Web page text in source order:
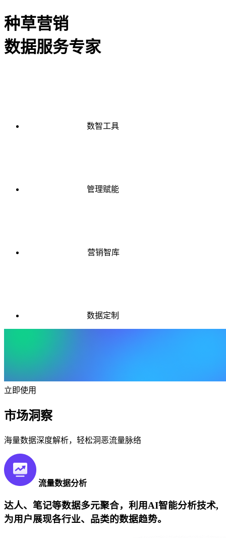
种草营销
数据服务专家
数智工具
管理赋能
营销智库
数据定制
立即使用
市场洞察
海量数据深度解析，轻松洞恶流量脉络
流量数据分析
达人、笔记等数据多元聚合，利用AI智能分析技术,
为用户展现各行业、品类的数据趋势。